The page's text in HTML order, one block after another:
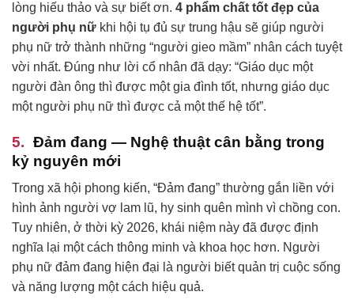
lòng hiếu thảo và sự biết ơn. 4 phẩm chất tốt đẹp của
người phụ nữ khi hội tụ đủ sự trung hậu sẽ giúp người
phụ nữ trở thành những “người gieo mầm” nhân cách tuyệt
vời nhất. Đúng như lời cổ nhân đã dạy: “Giáo dục một
người đàn ông thì được một gia đình tốt, nhưng giáo dục
một người phụ nữ thì được cả một thế hệ tốt”.
Đảm đang — Nghệ thuật cân bằng trong
kỷ nguyên mới
Trong xã hội phong kiến, “Đảm đang” thường gắn liền với
hình ảnh người vợ lam lũ, hy sinh quên mình vì chồng con.
Tuy nhiên, ở thời kỳ 2026, khái niệm này đã được định
nghĩa lại một cách thông minh và khoa học hơn. Người
phụ nữ đảm đang hiện đại là người biết quản trị cuộc sống
và năng lượng một cách hiệu quả.